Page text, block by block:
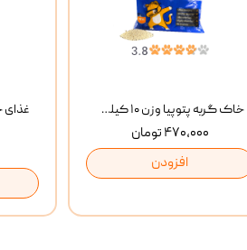
خاک گربه پتوپیا وزن ۱۰ کیلوگرم
۴۷۰,۰۰۰ تومان
افزودن